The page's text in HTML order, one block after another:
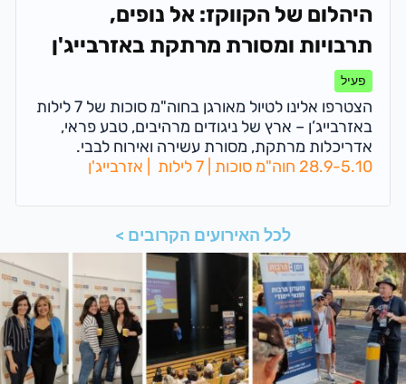
היהלום של הקווקז: אל נופים,
תרבויות ומסורת מרתקת באזרבייג'ן
28.9-5.10
פעיל
הצטרפו אלינו לטיול מאורגן בחוה"מ סוכות של 7 לילות
באזרבייג’ן – ארץ של ניגודים מרהיבים, טבע פראי,
אדריכלות מרתקת, מסורת עשירה ואירוח לבבי.
28.9-5.10 חוה"מ סוכות | 7 לילות | אזרבייג'ן
לכל האירועים הקרובים >